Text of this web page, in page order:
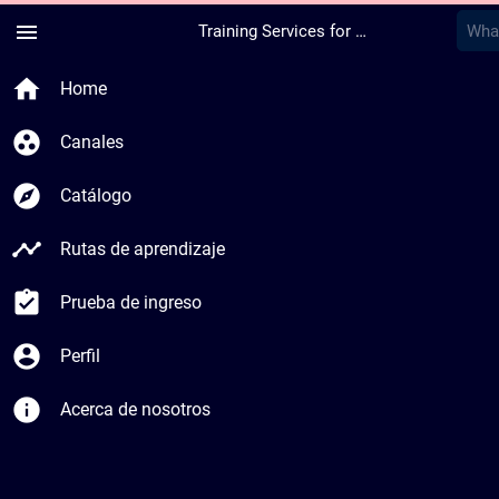
menu Training Services for Digital Industries
home Home
group_work Canales
explore Catálogo
timeline Rutas de aprendizaje
assignment_turned_in Prueba de ingreso
account_circle Perfil
info Acerca de nosotros